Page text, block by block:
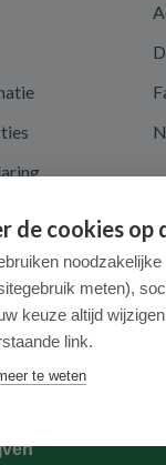
de cookies op
meten),
keuze altijd
link.
te weten
nieuwsbrief
en